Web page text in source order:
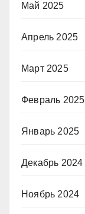
Май 2025
Апрель 2025
Март 2025
Февраль 2025
Январь 2025
Декабрь 2024
Ноябрь 2024